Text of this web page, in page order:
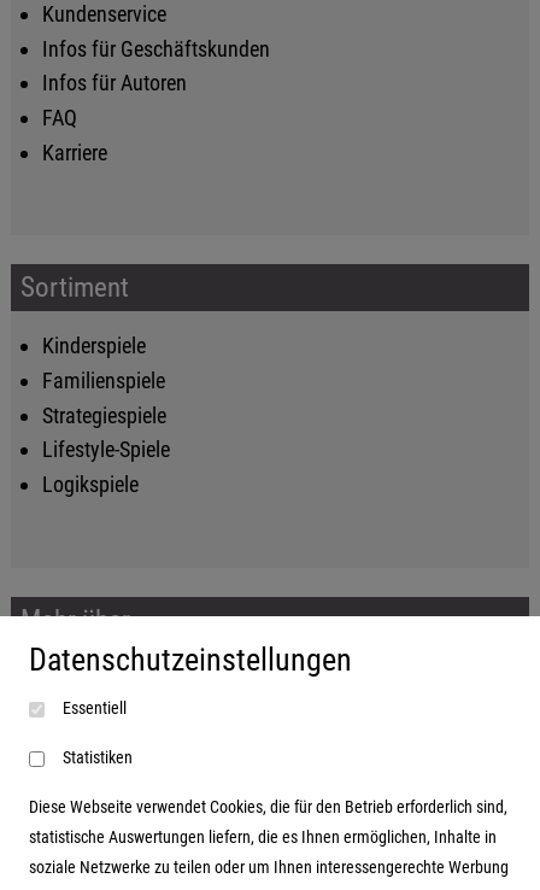
Kundenservice
Infos für Geschäftskunden
Infos für Autoren
FAQ
Karriere
Sortiment
Kinderspiele
Familienspiele
Strategiespiele
Lifestyle-Spiele
Logikspiele
Mehr über...
Impressum
AGB
Datenschutzerklärung
Adresse
Datenschutzeinstellungen
Essentiell
Statistiken
Diese Webseite verwendet Cookies, die für den Betrieb erforderlich sind,
statistische Auswertungen liefern, die es Ihnen ermöglichen, Inhalte in
soziale Netzwerke zu teilen oder um Ihnen interessengerechte Werbung